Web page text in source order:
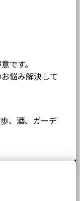
です。
悩み解決して
、酒、ガーデ